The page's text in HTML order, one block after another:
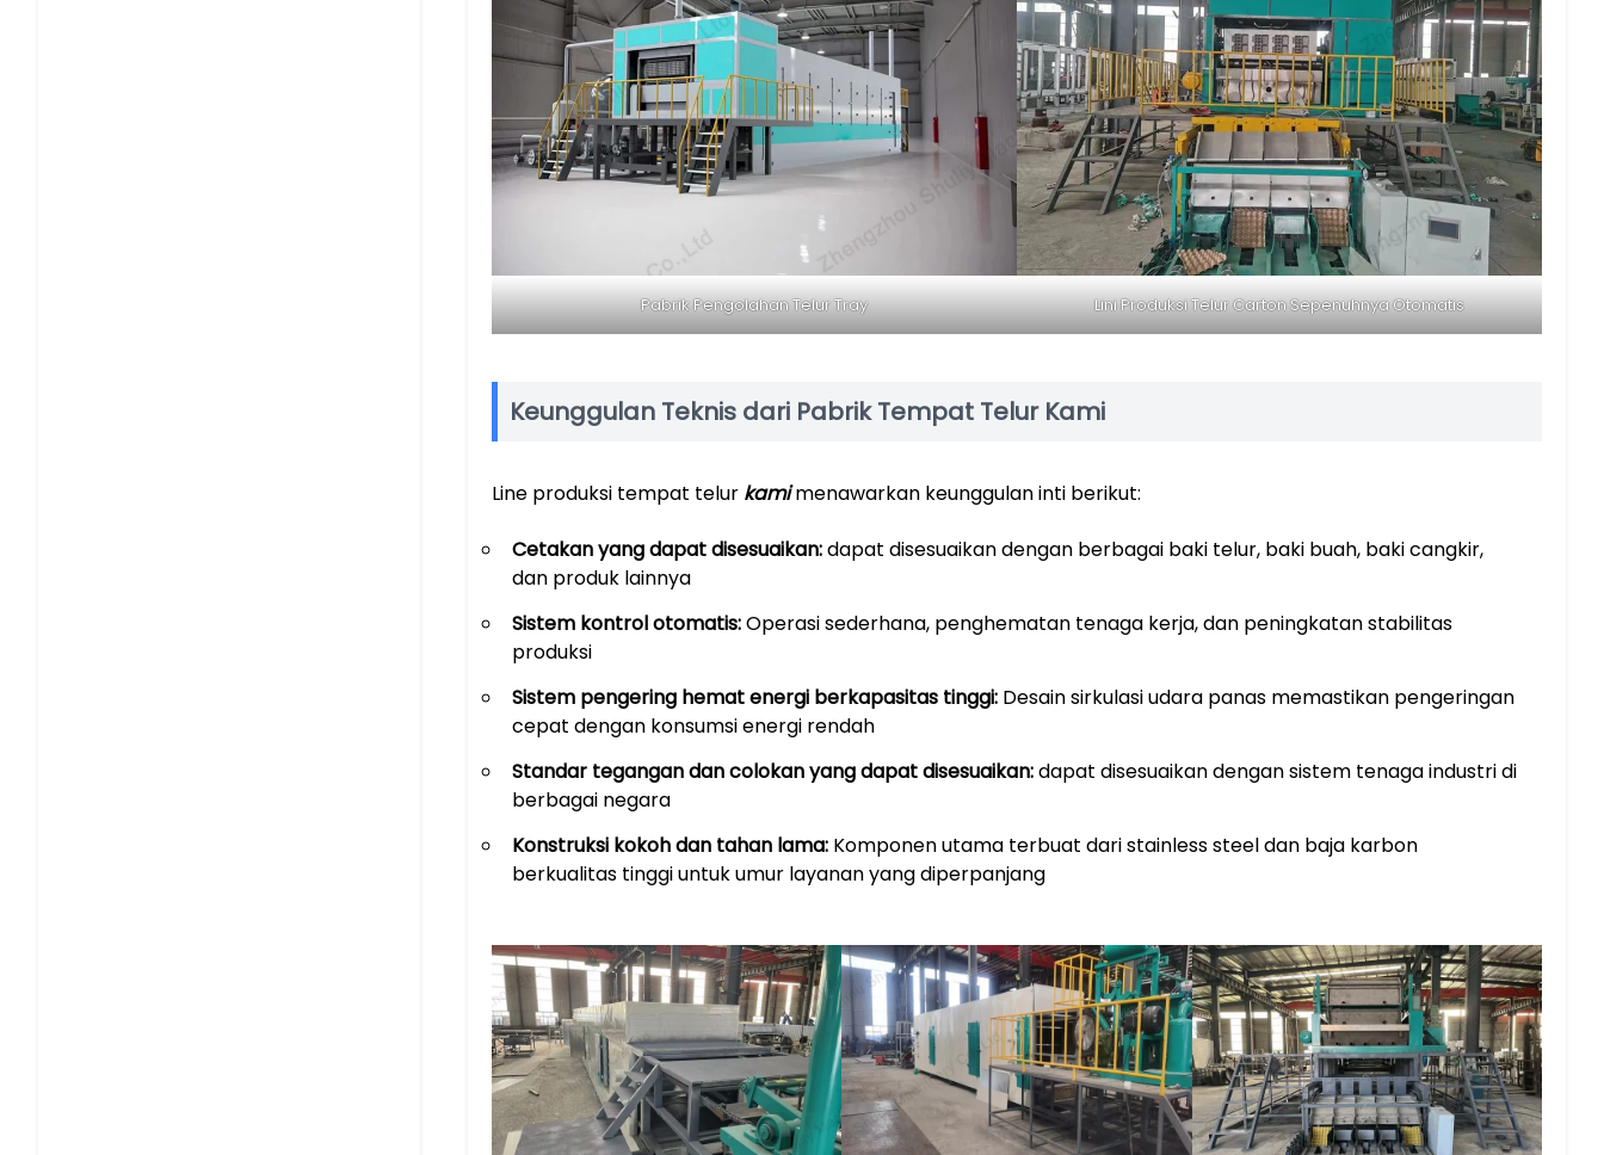
Pabrik Pengolahan Telur Tray Lini Produksi Telur Carton Sepenuhnya Otomatis
Keunggulan Teknis dari Pabrik Tempat Telur Kami
Line produksi tempat telur kamimenawarkan keunggulan inti berikut:
Cetakan yang dapat disesuaikan:dapat disesuaikan dengan berbagai baki telur, baki buah, baki cangkir,
dan produk lainnya
Sistem kontrol otomatis:Operasi sederhana, penghematan tenaga kerja, dan peningkatan stabilitas
produksi
Sistem pengering hemat energi berkapasitas tinggi: Desain sirkulasi udara panas memastikan pengeringan
cepat dengan konsumsi energi rendah
Standar tegangan dan colokan yang dapat disesuaikan:dapat disesuaikan dengan sistem tenaga industri di
berbagai negara
Konstruksi kokoh dan tahan lama: Komponen utama terbuat dari stainless steel dan baja karbon
berkualitas tinggi untuk umur layanan yang diperpanjang